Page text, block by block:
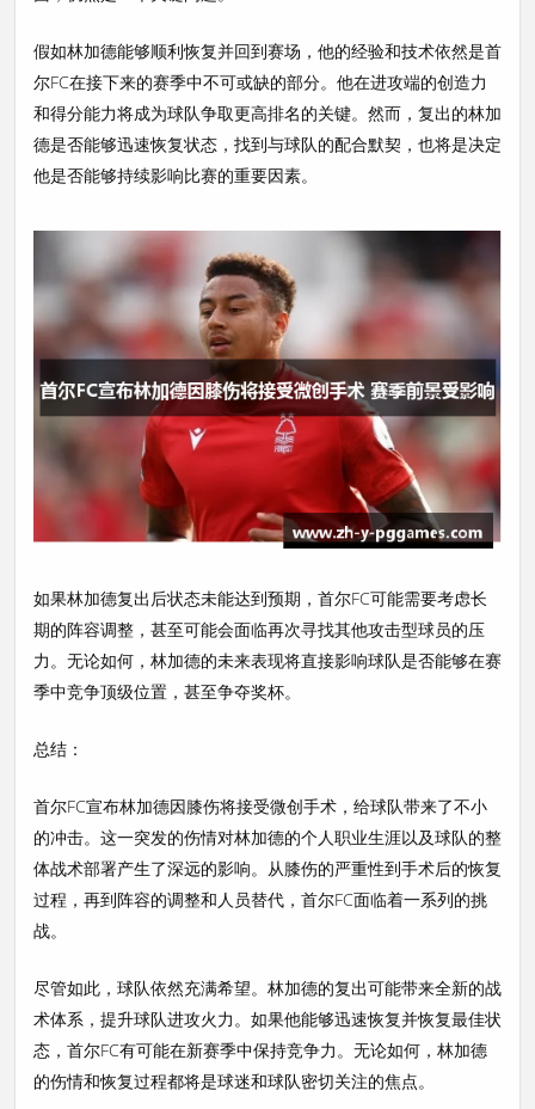
假如林加德能够顺利恢复并回到赛场，他的经验和技术依然是首
尔FC在接下来的赛季中不可或缺的部分。他在进攻端的创造力
和得分能力将成为球队争取更高排名的关键。然而，复出的林加
德是否能够迅速恢复状态，找到与球队的配合默契，也将是决定
他是否能够持续影响比赛的重要因素。
如果林加德复出后状态未能达到预期，首尔FC可能需要考虑长
期的阵容调整，甚至可能会面临再次寻找其他攻击型球员的压
力。无论如何，林加德的未来表现将直接影响球队是否能够在赛
季中竞争顶级位置，甚至争夺奖杯。
总结：
首尔FC宣布林加德因膝伤将接受微创手术，给球队带来了不小
的冲击。这一突发的伤情对林加德的个人职业生涯以及球队的整
体战术部署产生了深远的影响。从膝伤的严重性到手术后的恢复
过程，再到阵容的调整和人员替代，首尔FC面临着一系列的挑
战。
尽管如此，球队依然充满希望。林加德的复出可能带来全新的战
术体系，提升球队进攻火力。如果他能够迅速恢复并恢复最佳状
态，首尔FC有可能在新赛季中保持竞争力。无论如何，林加德
的伤情和恢复过程都将是球迷和球队密切关注的焦点。